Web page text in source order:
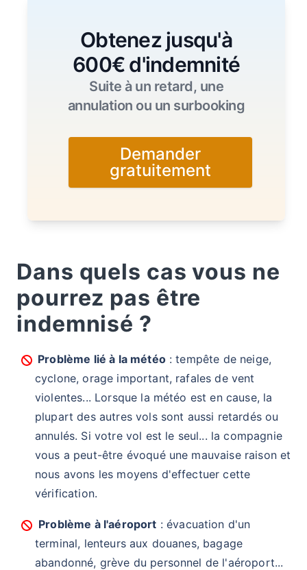
Obtenez jusqu'à
600€ d'indemnité
Suite à un retard, une
annulation ou un surbooking
Demander
gratuitement
Dans quels cas vous ne
pourrez pas être
indemnisé ?
Problème lié à la météo: tempête de neige,
cyclone, orage important, rafales de vent
violentes... Lorsque la météo est en cause, la
plupart des autres vols sont aussi retardés ou
annulés. Si votre vol est le seul... la compagnie
vous a peut-être évoqué une mauvaise raison et
nous avons les moyens d'effectuer cette
vérification.
Problème à l'aéroport : évacuation d'un
terminal, lenteurs aux douanes, bagage
abandonné, grève du personnel de l'aéroport...